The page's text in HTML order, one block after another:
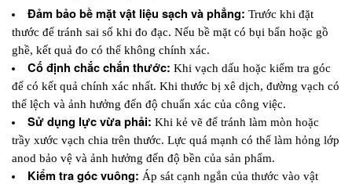
Đảm bảo bề mặt vật liệu sạch và phẳng: Trước khi đặt
thước để tránh sai số khi đo đạc. Nếu bề mặt có bụi bẩn hoặc gồ
ghề, kết quả đo có thể không chính xác.
Cố định chắc chắn thước: Khi vạch dấu hoặc kiểm tra góc
để có kết quả chính xác nhất. Khi thước bị xê dịch, đường vạch có
thể lệch và ảnh hưởng đến độ chuẩn xác của công việc.
Sử dụng lực vừa phải: Khi kẻ vẽ để tránh làm mòn hoặc
trầy xước vạch chia trên thước. Lực quá mạnh có thể làm hỏng lớp
anod bảo vệ và ảnh hưởng đến độ bền của sản phẩm.
Kiểm tra góc vuông: Áp sát cạnh ngắn của thước vào vật